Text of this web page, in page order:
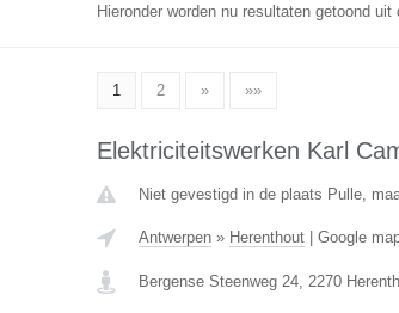
Hieronder worden nu resultaten getoond
1 2 » »»
Elektriciteitswerken Karl
Niet gevestigd in de plaats Pulle,
Antwerpen» Herenthout| Google
Bergense Steenweg 24, 2270